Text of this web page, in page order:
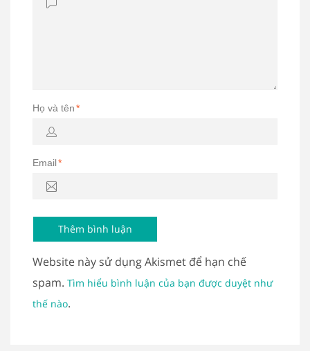
Họ và tên*
Email*
Website này sử dụng Akismet để hạn chế
spam. Tìm hiểu bình luận của bạn được duyệt như
thế nào.